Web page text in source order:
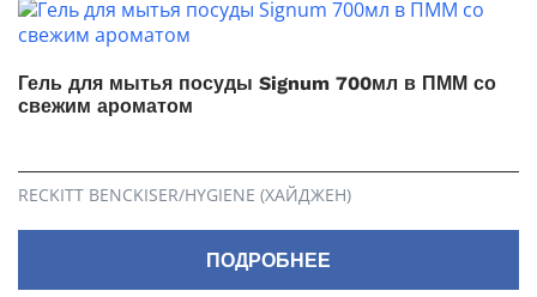
Гель для мытья посуды Signum 700мл в ПММ со
свежим ароматом
RECKITT BENCKISER/HYGIENE (ХАЙДЖЕН)
ПОДРОБНЕЕ